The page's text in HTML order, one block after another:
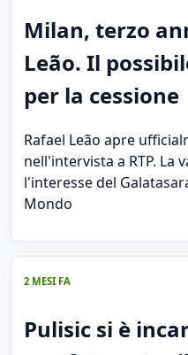
Milan, terzo
Leão. Il
per la cessione
Rafael Leão apre
nell'intervista a RTP. La
l'interesse del
Mondo
2 MESI FA
Pulisic si è